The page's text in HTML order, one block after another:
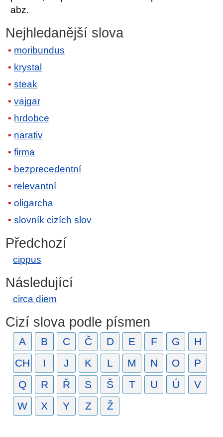
abz.
Nejhledanější slova
moribundus
krystal
steak
vajgar
hrdobce
narativ
firma
bezprecedentní
relevantní
oligarcha
slovník cizích slov
Předchozí
cippus
Následující
circa diem
Cizí slova podle písmen
A B C Č D E F G
H
CH
I J K L M N O
P
Q
R Ř S Š T U Ú
V
W
X Y Z Ž